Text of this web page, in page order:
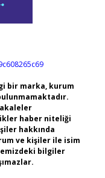
bir marka, kurum
haber niteliği
hakkında
ve kişiler ile isim
bilgiler